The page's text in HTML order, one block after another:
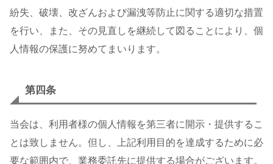
紛失、破壊、改ざんおよび漏洩等防止に関する適切な措置
を行い、また、その見直しを継続して図ることにより、個
人情報の保護に努めてまいります。
第四条
当会は、利用者様の個人情報を第三者に開示・提供するこ
とは致しません。但し、上記利用目的を達成するために必
要な範囲内で、業務委託先に提供する場合がございます。